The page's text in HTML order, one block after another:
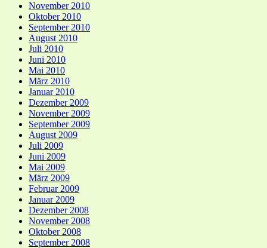
November 2010
Oktober 2010
September 2010
August 2010
Juli 2010
Juni 2010
Mai 2010
März 2010
Januar 2010
Dezember 2009
November 2009
September 2009
August 2009
Juli 2009
Juni 2009
Mai 2009
März 2009
Februar 2009
Januar 2009
Dezember 2008
November 2008
Oktober 2008
September 2008